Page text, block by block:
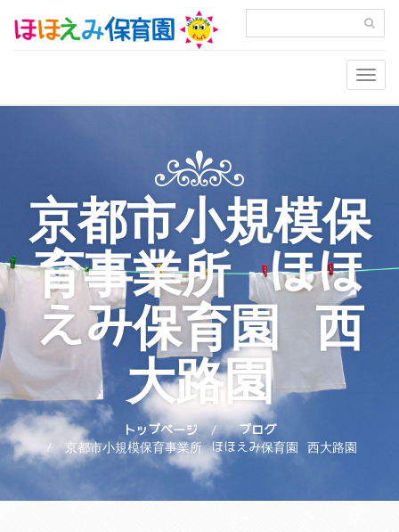
京都市小規模保
育事業所 ほほ
えみ保育園 西
大路園
トップページ
ブログ
京都市小規模保育事業所 ほほえみ保育園 西大路園